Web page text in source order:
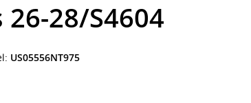
26-28/S4604
US05556NT975